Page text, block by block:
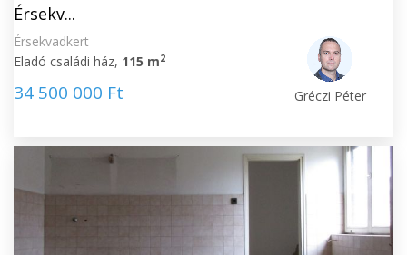
Érsekv...
Érsekvadkert
Eladó családi ház, 115 m2
34 500 000 Ft Gréczi Péter